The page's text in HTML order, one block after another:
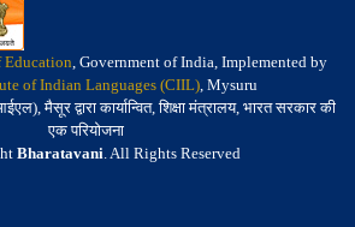
, Government of India, Implemented by
of Indian Languages (CIIL), Mysuru
मैसूर द्वारा कार्यान्वित, शिक्षा मंत्रालय, भारत सरकार की
एक परियोजना
Bharatavani. All Rights Reserved